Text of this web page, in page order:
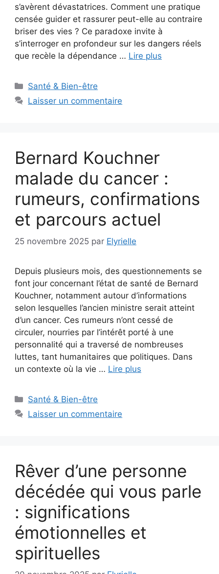
s’avèrent dévastatrices. Comment une pratique
censée guider et rassurer peut-elle au contraire
briser des vies ? Ce paradoxe invite à
s’interroger en profondeur sur les dangers réels
que recèle la dépendance … Lire plus
Catégories
Santé & Bien-être
Laisser un commentaire
Bernard Kouchner
malade du cancer :
rumeurs, confirmations
et parcours actuel
25 novembre 2025 par Elyrielle
Depuis plusieurs mois, des questionnements se
font jour concernant l’état de santé de Bernard
Kouchner, notamment autour d’informations
selon lesquelles l’ancien ministre serait atteint
d’un cancer. Ces rumeurs n’ont cessé de
circuler, nourries par l’intérêt porté à une
personnalité qui a traversé de nombreuses
luttes, tant humanitaires que politiques. Dans
un contexte où la vie … Lire plus
Catégories
Santé & Bien-être
Laisser un commentaire
Rêver d’une personne
décédée qui vous parle
: significations
émotionnelles et
spirituelles